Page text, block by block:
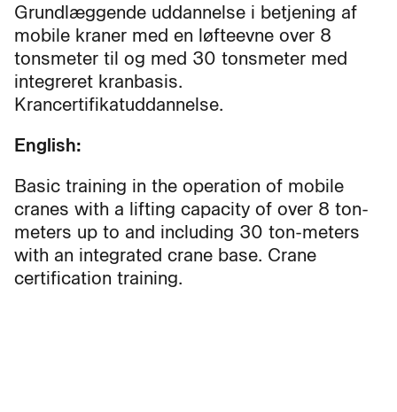
Grundlæggende uddannelse i betjening af
mobile kraner med en løfteevne over 8
tonsmeter til og med 30 tonsmeter med
integreret kranbasis.
Krancertifikatuddannelse.
English:
Basic training in the operation of mobile
cranes with a lifting capacity of over 8 ton-
meters up to and including 30 ton-meters
with an integrated crane base. Crane
certification training.